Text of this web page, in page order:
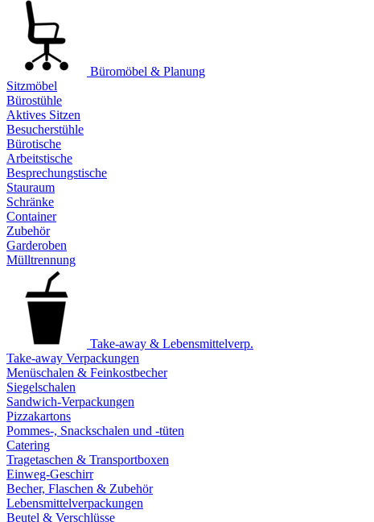
Büromöbel & Planung
Sitzmöbel
Bürostühle
Aktives Sitzen
Besucherstühle
Bürotische
Arbeitstische
Besprechungstische
Stauraum
Schränke
Container
Zubehör
Garderoben
Mülltrennung
Take-away & Lebensmittelverp.
Take-away Verpackungen
Menüschalen & Feinkostbecher
Siegelschalen
Sandwich-Verpackungen
Pizzakartons
Pommes-, Snackschalen und -tüten
Catering
Tragetaschen & Transportboxen
Einweg-Geschirr
Becher, Flaschen & Zubehör
Lebensmittelverpackungen
Beutel & Verschlüsse